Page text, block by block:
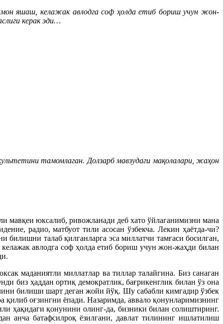
яшаш, келажак авлодга соф ҳолда етиб бориш учун жон-
керак эди…
тамомлаган. Долзарб мавзудаги мақолалари, жаҳон
мавқеи юксалиб, ривожланади деб хато ўйлаганимизни мана
радио, матбуот тили асосан ўзбекча. Лекин ҳаётда-чи?
билишни талаб қилганларга эса миллатчи тамғаси босилган,
авлодга соф ҳолда етиб бориш учун жон-жаҳди билан
маданиятли миллатлар ва тиллар талайгина. Биз санаган
биз ҳаддан ортиқ демократлик, бағрикенглик билан ўз она
билиши шарт деган жойи йўқ. Шу сабабли кимгадир ўзбек
қилиб оғзингни ёпади. Назаримда, аввало қонунларимизнинг
ҳақидаги қонунини олинг-да, бизники билан солиштиринг.
анча батафсилроқ ёзилгани, давлат тилининг ишлатилиш